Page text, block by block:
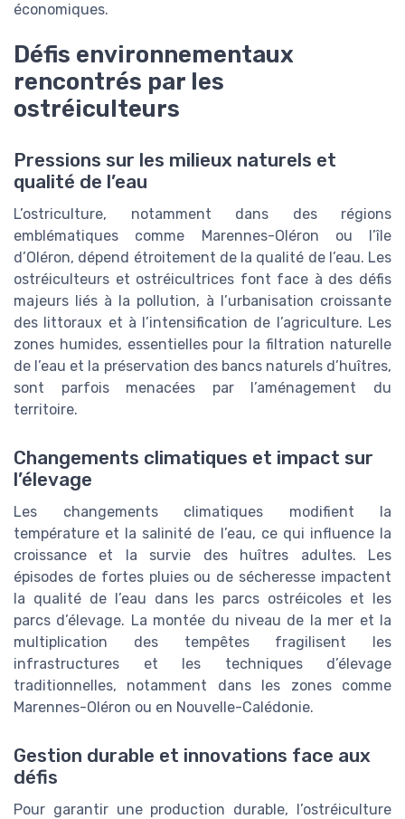
économiques.
Défis environnementaux
rencontrés par les
ostréiculteurs
Pressions sur les milieux naturels et
qualité de l’eau
L’ostriculture, notamment dans des régions
emblématiques comme Marennes-Oléron ou l’île
d’Oléron, dépend étroitement de la qualité de l’eau. Les
ostréiculteurs et ostréicultrices font face à des défis
majeurs liés à la pollution, à l’urbanisation croissante
des littoraux et à l’intensification de l’agriculture. Les
zones humides, essentielles pour la filtration naturelle
de l’eau et la préservation des bancs naturels d’huîtres,
sont parfois menacées par l’aménagement du
territoire.
Changements climatiques et impact sur
l’élevage
Les changements climatiques modifient la
température et la salinité de l’eau, ce qui influence la
croissance et la survie des huîtres adultes. Les
épisodes de fortes pluies ou de sécheresse impactent
la qualité de l’eau dans les parcs ostréicoles et les
parcs d’élevage. La montée du niveau de la mer et la
multiplication des tempêtes fragilisent les
infrastructures et les techniques d’élevage
traditionnelles, notamment dans les zones comme
Marennes-Oléron ou en Nouvelle-Calédonie.
Gestion durable et innovations face aux
défis
Pour garantir une production durable, l’ostréiculture